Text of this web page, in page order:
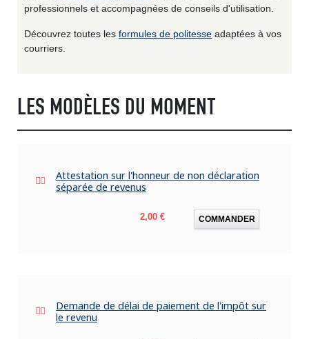
professionnels et accompagnées de conseils d'utilisation.
Découvrez toutes les formules de politesse adaptées à vos
courriers.
LES MODÈLES DU MOMENT
Attestation sur l'honneur de non déclaration
séparée de revenus
Prix
2,00 € COMMANDER
Demande de délai de paiement de l'impôt sur
le revenu